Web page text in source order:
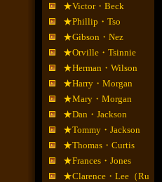
★Victor・Beck
★Phillip・Tso
★Gibson・Nez
★Orville・Tsinnie
★Herman・Wilson
★Harry・Morgan
★Mary・Morgan
★Dan・Jackson
★Tommy・Jackson
★Thomas・Curtis
★Frances・Jones
★Clarence・Lee（Ru